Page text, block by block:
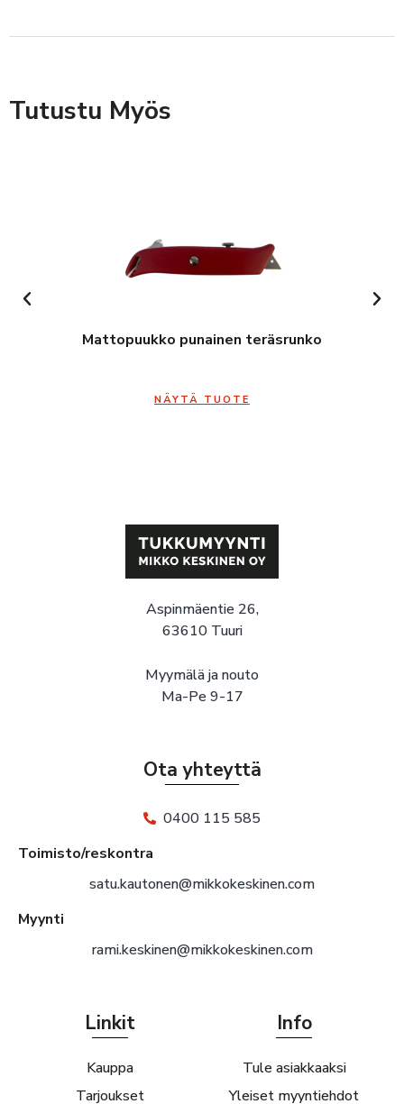
Tutustu Myös
Mattopuukko punainen teräsrunko
NÄYTÄ TUOTE
Aspinmäentie 26,
63610 Tuuri
Myymälä ja nouto
Ma-Pe 9-17
Ota yhteyttä
0400 115 585
Toimisto/reskontra
satu.kautonen@mikkokeskinen.com
Myynti
rami.keskinen@mikkokeskinen.com
Linkit
Kauppa
Tarjoukset
Info
Tule asiakkaaksi
Yleiset myyntiehdot